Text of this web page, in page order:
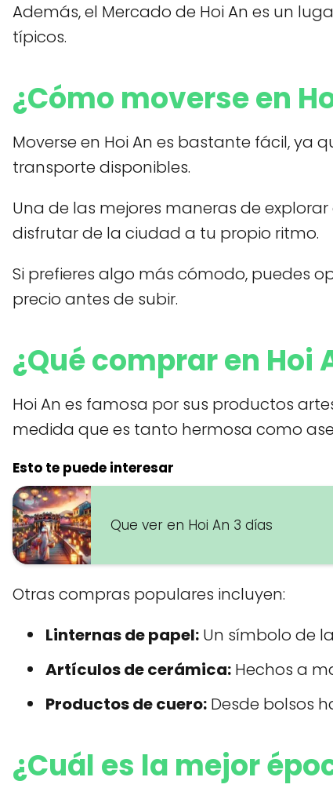
Además, el Mercado de Hoi An es un
típicos.
¿Cómo moverse en
Moverse en Hoi An es bastante fácil, ya
transporte disponibles.
Una de las mejores maneras de
disfrutar de la ciudad a tu propio ritmo.
Si prefieres algo más cómodo, puedes
precio antes de subir.
¿Qué comprar en Hoi
Hoi An es famosa por sus productos
medida que es tanto hermosa como
Esto te puede interesar
Que ver en Hoi An 3 días
Otras compras populares incluyen:
Linternas de papel: Un símbolo de
Artículos de cerámica: Hechos a
Productos de cuero: Desde bolsos
¿Cuál es la mejor